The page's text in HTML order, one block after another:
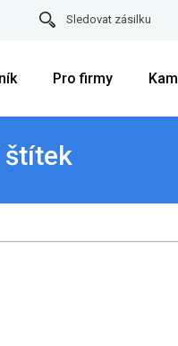
Sledovat zásilku
Pro firmy
štítek